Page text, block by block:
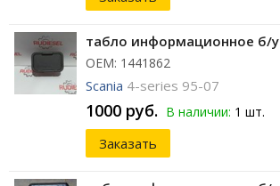
табло информационное б/у
ОЕМ: 1441862
Scania 4-series 95-07
1000 руб. В наличии: 1 шт.
Заказать